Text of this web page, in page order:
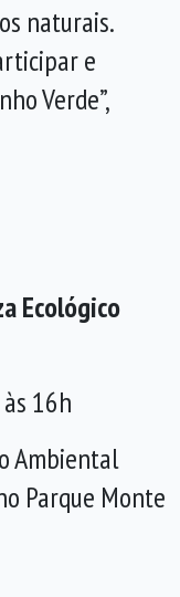
naturais.
e
Verde”,
Ecológico
16h
Ambiental
Parque Monte